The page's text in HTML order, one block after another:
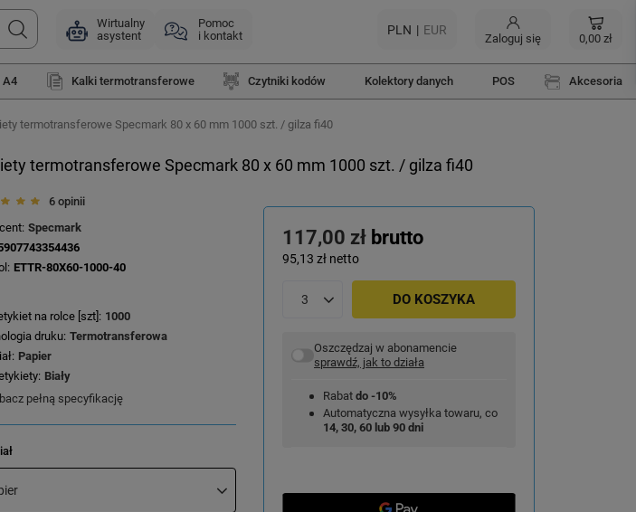
Wirtualny
asystent
Pomoc
i kontakt
PLN EUR
Zaloguj się 0,00 zł
A4 Kalki termotransferowe Czytniki kodów Kolektory danych POS Akcesoria
termotransferowe Specmark 80 x 60 mm 1000 szt. / gilza fi40
termotransferowe Specmark 80 x 60 mm 1000 szt. / gilza fi40
6 opinii
117,00 zł brutto
95,13 zł netto
DO KOSZYKA
Oszczędzaj w abonamencie
sprawdź, jak to działa
Rabat do -10%
Automatyczna wysyłka towaru, co
14, 30, 60 lub 90 dni
Specmark
ETTR-80X60-1000-40
na rolce [szt]
1000
druku Termotransferowa
Papier
Biały
pełną specyfikację